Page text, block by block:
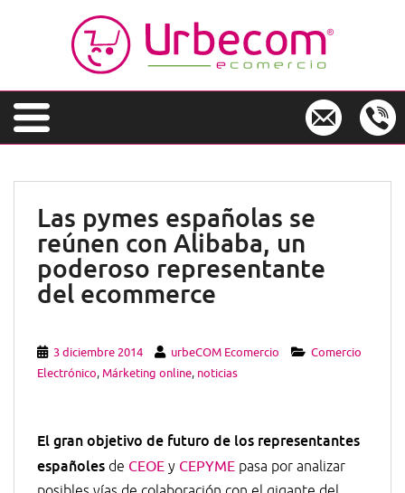
t
Las pymes españolas se
reúnen con Alibaba, un
poderoso representante
del ecommerce
3 diciembre 2014 urbeCOM Ecomercio
Comercio
Electrónico,Márketing online, noticias
El gran objetivo de futuro de los representantes
españoles de CEOE y CEPYME pasa por analizar